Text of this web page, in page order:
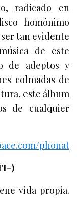
radicado en
homónimo
tan evidente
de este
de adeptos y
colmadas de
este álbum
de cualquier
phonat
)
vida propia.